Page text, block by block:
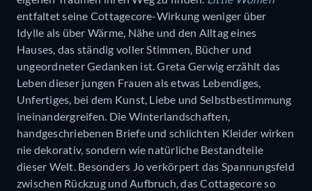
entfaltet seine Cottagecore-Wirkung weniger über
Idylle als über Wärme, Nähe und den Alltag eines
Hauses, das ständig voller Stimmen, Bücher und
ungeordneter Gedanken ist. Greta Gerwig erzählt das
Leben dieser jungen Frauen als etwas Lebendiges,
Unfertiges, bei dem Kunst, Liebe und Selbstbestimmung
ineinandergreifen. Die Winterlandschaften,
handgeschriebenen Briefe und schlichten Kleider wirken
nie dekorativ, sondern wie natürliche Bestandteile
dieser Welt. Besonders Jo verkörpert das Spannungsfeld
zwischen Rückzug und Aufbruch, das Cottagecore so